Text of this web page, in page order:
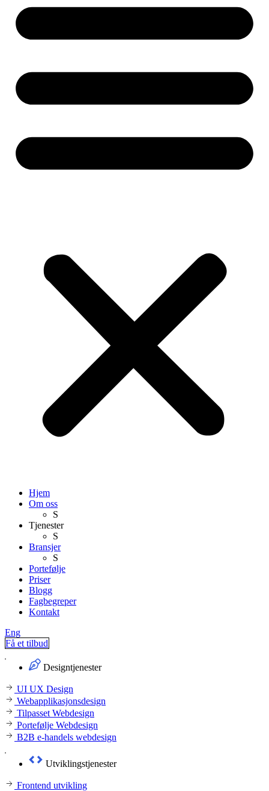
Hjem
Om oss
S
Tjenester
S
Bransjer
S
Portefølje
Priser
Blogg
Fagbegreper
Kontakt
Eng
Få et tilbud
Designtjenester
UI UX Design
Webapplikasjonsdesign
Tilpasset Webdesign
Portefølje Webdesign
B2B e-handels webdesign
Utviklingstjenester
Frontend utvikling